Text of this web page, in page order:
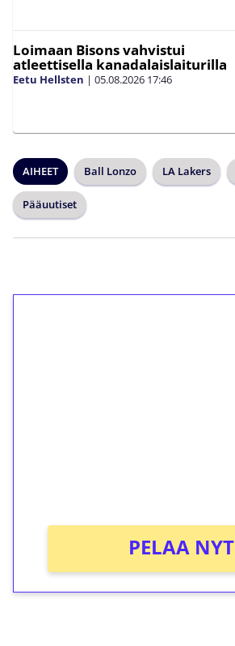
Loimaan Bisons vahvistui
atleettisella kanadalaislaiturilla
Eetu Hellsten | 05.08.2026 17:46
AIHEET Ball Lonzo LA Lakers
Pääuutiset
PELAA NYT